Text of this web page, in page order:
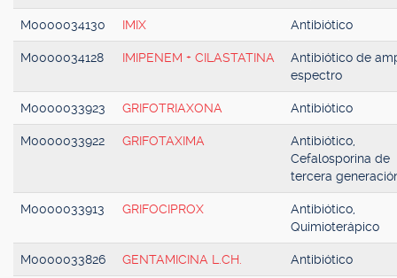
M0000034130 IMIX Antibiótico
M0000034128 IMIPENEM + CILASTATINA
Antibiótico de
espectro
M0000033923 GRIFOTRIAXONA Antibiótico
M0000033922 GRIFOTAXIMA
Antibiótico,
Cefalosporina de
tercera
M0000033913 GRIFOCIPROX
Antibiótico,
Quimioterápico
M0000033826 GENTAMICINA L.CH. Antibiótico